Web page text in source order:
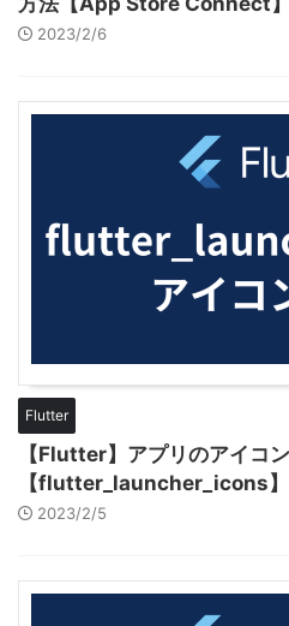
2023/2/6
Flutter
【Flutter】アプリのアイコ
【flutter_launcher_icons】
2023/2/5